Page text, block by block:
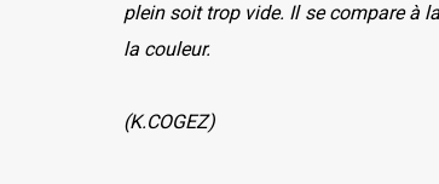
plein soit trop vide. Il se compare à
la couleur.
(K.COGEZ)